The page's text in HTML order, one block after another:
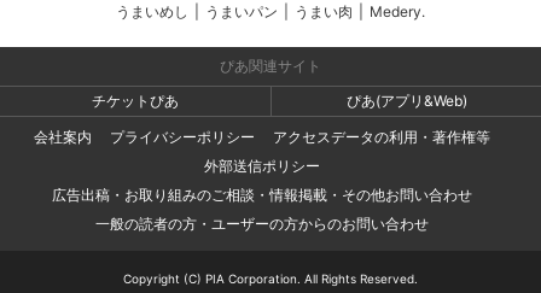
うまいめし
うまいパン うまい肉 Medery.
ぴあ関連サイト
チケットぴあ
ぴあ(アプリ&Web)
会社案内
プライバシーポリシー
アクセスデータの利用・著作権等
外部送信ポリシー
広告出稿・お取り組みのご相談・情報掲載・その他お問い合わせ
一般の読者の方・ユーザーの方からのお問い合わせ
Copyright (C) PIA Corporation. All Rights Reserved.